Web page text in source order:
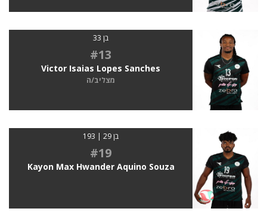
בן 33
#13
Victor Isaias Lopes Sanches
מצליב/ה
בן 29 | 193
#19
Kayon Max Hwander Aquino Souza